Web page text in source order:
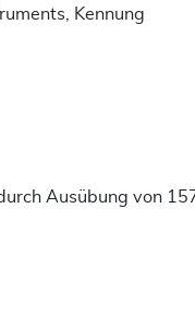
Kennung
Ausübung von